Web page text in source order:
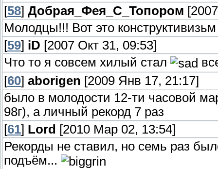
[58] Добрая_Фея_С_Топором
Молодцы!!! Вот это
[59] iD [2007 Окт 31, 09:53]
Что то я совсем хилый стал
[60] aborigen [2009 Янв 17, 21:17]
было в молодости 12-ти часовой
98г), а личный рекорд 7 раз
[61] Lord [2010 Мар 02, 13:54]
Рекорды не ставил, но семь раз
подъём...